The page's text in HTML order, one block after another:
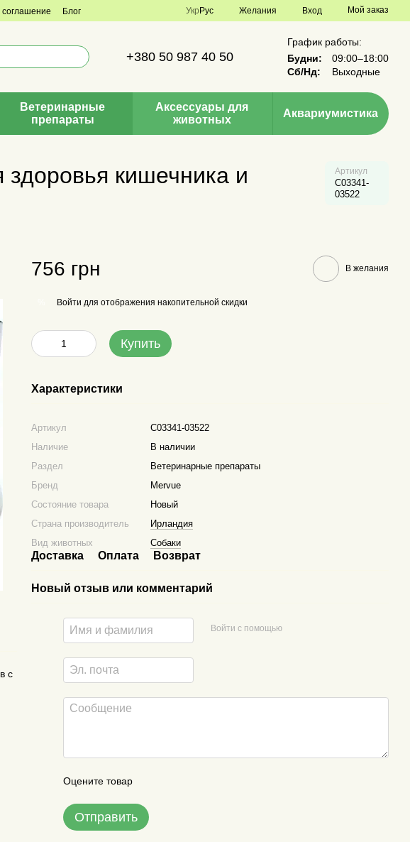
соглашение Блог Укр Рус Желания Вход Мой заказ
+380 50 987 40 50
График работы:
Будни:
09:00–18:00
Сб/Нд:
Выходные
Ветеринарные
препараты
Аксессуары для
животных
Аквариумистика
кишечника и
Артикул
C03341-
03522
с
756 грн В желания
Войти для отображения накопительной скидки
Купить
Характеристики
Артикул
C03341-03522
Наличие
В наличии
Раздел
Ветеринарные препараты
Бренд
Mervue
Состояние товара
Новый
Страна производитель
Ирландия
Вид животных
Собаки
Доставка Оплата Возврат
Новый отзыв или комментарий
Войти с помощью
Оцените товар
Отправить